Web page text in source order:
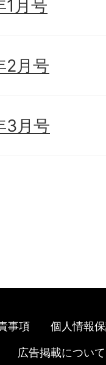
1月号
2月号
3月号
事項 個人情報
広告掲載について